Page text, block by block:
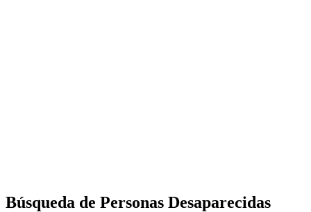
Búsqueda de Personas Desaparecidas